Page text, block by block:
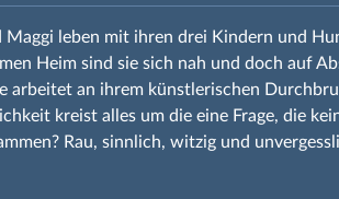
Maggi leben mit ihren drei Kindern und
Heim sind sie sich nah und doch auf
arbeitet an ihrem künstlerischen
kreist alles um die eine Frage, die
Rau, sinnlich, witzig und